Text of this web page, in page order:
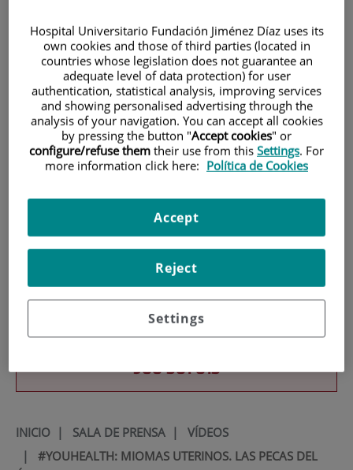
Investigación
900 301 013
INICIO| SALA DE PRENSA| VÍDEOS
| #YOUHEALTH: MIOMAS UTERINOS. LAS PECAS DEL
Hospital Universitario Fundación Jiménez Díaz uses its
own cookies and those of third parties (located in
countries whose legislation does not guarantee an
adequate level of data protection) for user
authentication, statistical analysis, improving services
and showing personalised advertising through the
analysis of your navigation. You can accept all cookies
by pressing the button "Accept cookies" or
configure/refuse them their use from this Settings. For
more information click here: Política de Cookies
Settings
Reject
Accept